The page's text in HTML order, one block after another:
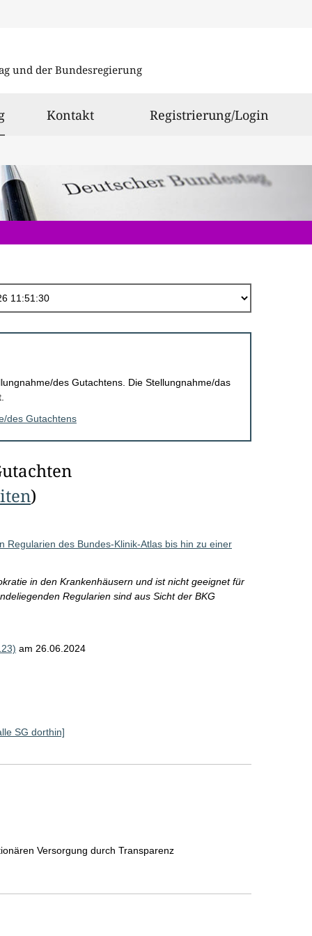
und der Bundesregierung
ausgewählt
Kontakt Registrierung/Login
des Gutachtens. Die Stellungnahme/das
des Gutachtens
)
des Bundes-Klinik-Atlas bis hin zu einer
in den Krankenhäusern und ist nicht geeignet für
Regularien sind aus Sicht der BKG
am 26.06.2024
SG dorthin]
Versorgung durch Transparenz